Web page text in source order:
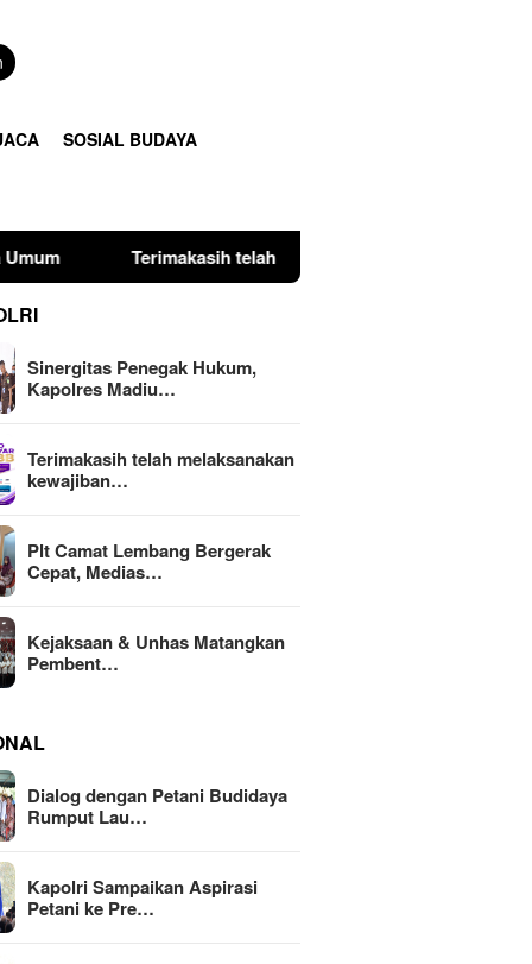
SOSIAL BUDAYA
telah melaksanakan kewajiban perpajakan daerah
Sinergitas Penegak Hukum,
Kapolres Madiu…
Terimakasih telah melaksanakan
kewajiban…
Plt Camat Lembang Bergerak
Cepat, Medias…
Kejaksaan & Unhas Matangkan
Pembent…
Dialog dengan Petani Budidaya
Rumput Lau…
Kapolri Sampaikan Aspirasi
Petani ke Pre…